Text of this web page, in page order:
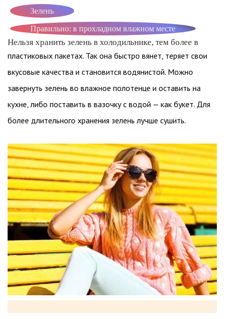
Зелень
Правильно: в прохладном влажном месте
Нельзя хранить зелень в холодильнике, тем более в
пластиковых пакетах. Так она быстро вянет, теряет свои
вкусовые качества и становится водянистой. Можно
завернуть зелень во влажное полотенце и оставить на
кухне, либо поставить в вазочку с водой — как букет. Для
более длительного хранения зелень лучше сушить.